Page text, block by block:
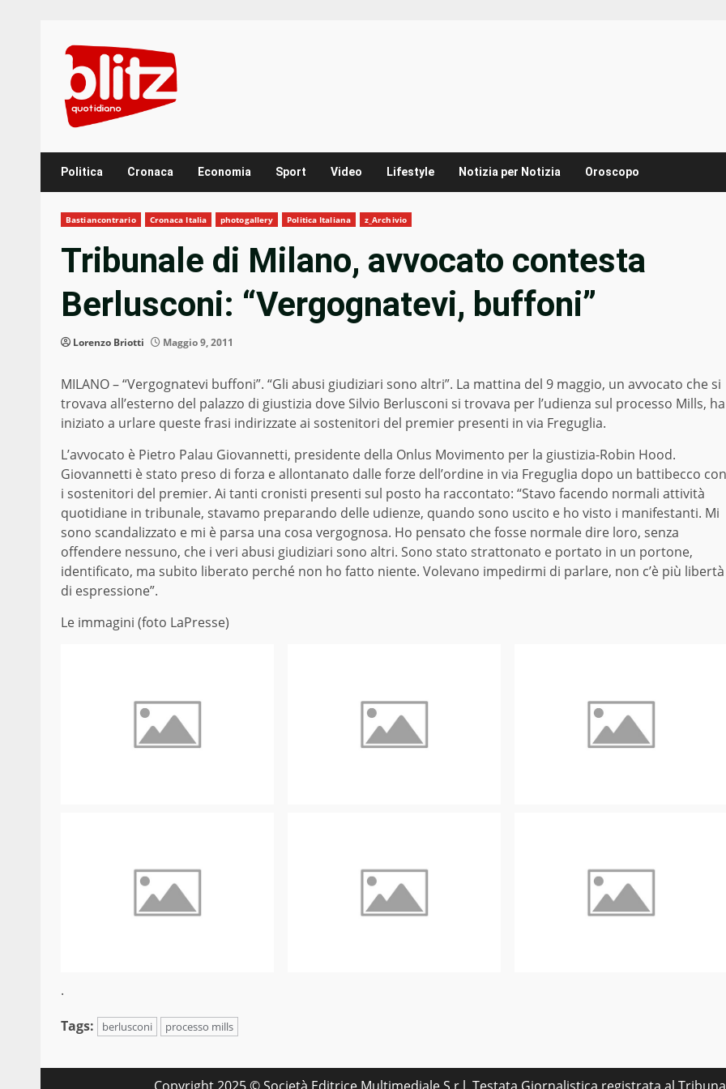
content
Politica Cronaca Economia Sport Video Lifestyle Notizia per Notizia Oroscopo
Bastiancontrario Cronaca Italia photogallery Politica Italiana z_Archivio
Tribunale di Milano, avvocato contesta
Berlusconi: “Vergognatevi, buffoni”
Lorenzo Briotti Maggio 9, 2011
MILANO – “Vergognatevi buffoni”. “Gli abusi giudiziari sono altri”. La mattina del 9 maggio, un avvocato che si
trovava all’esterno del palazzo di giustizia dove Silvio Berlusconi si trovava per l’udienza sul processo Mills, ha
iniziato a urlare queste frasi indirizzate ai sostenitori del premier presenti in via Freguglia.
L’avvocato è Pietro Palau Giovannetti, presidente della Onlus Movimento per la giustizia-Robin Hood.
Giovannetti è stato preso di forza e allontanato dalle forze dell’ordine in via Freguglia dopo un battibecco con
i sostenitori del premier. Ai tanti cronisti presenti sul posto ha raccontato: “Stavo facendo normali attività
quotidiane in tribunale, stavamo preparando delle udienze, quando sono uscito e ho visto i manifestanti. Mi
sono scandalizzato e mi è parsa una cosa vergognosa. Ho pensato che fosse normale dire loro, senza
offendere nessuno, che i veri abusi giudiziari sono altri. Sono stato strattonato e portato in un portone,
identificato, ma subito liberato perché non ho fatto niente. Volevano impedirmi di parlare, non c’è più libertà
di espressione”.
Le immagini (foto LaPresse)
.
Tags:
berlusconi processo mills